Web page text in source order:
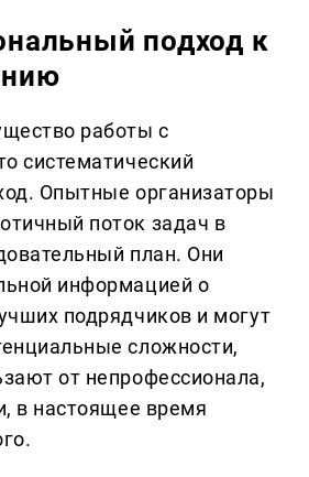
подход к
работы с
систематический
Опытные организаторы
поток задач в
план. Они
информацией о
подрядчиков и могут
сложности,
от непрофессионала,
в настоящее время